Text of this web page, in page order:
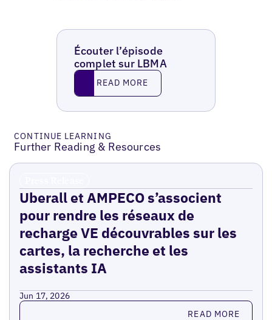
Écouter l’épisode
complet sur LBMA
Read MoreREAD MORE
CONTINUE LEARNING
Further Reading & Resources
Uberall et AMPECO s’associent
pour rendre les réseaux de
recharge VE découvrables sur les
cartes, la recherche et les
assistants IA
Jun 17, 2026
Read more READ MORE